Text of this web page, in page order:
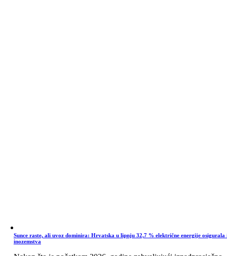
Sunce raste, ali uvoz dominira: Hrvatska u lipnju 32,7 % električne energije osigurala
inozemstva